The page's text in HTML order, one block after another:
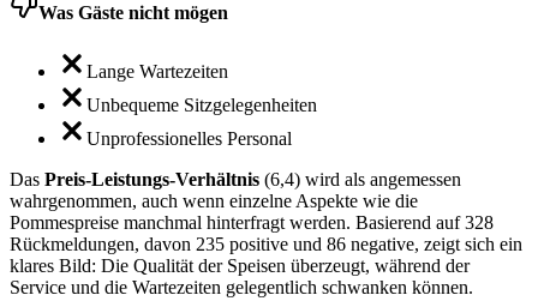
Was Gäste nicht mögen
Lange Wartezeiten
Unbequeme Sitzgelegenheiten
Unprofessionelles Personal
Das Preis-Leistungs-Verhältnis (6,4) wird als angemessen
wahrgenommen, auch wenn einzelne Aspekte wie die
Pommespreise manchmal hinterfragt werden. Basierend auf 328
Rückmeldungen, davon 235 positive und 86 negative, zeigt sich ein
klares Bild: Die Qualität der Speisen überzeugt, während der
Service und die Wartezeiten gelegentlich schwanken können.